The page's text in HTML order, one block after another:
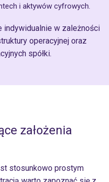
i aktywów cyfrowych.
indywidualnie w zależności
operacyjnej oraz
spółki.
założenia
stosunkowo prostym